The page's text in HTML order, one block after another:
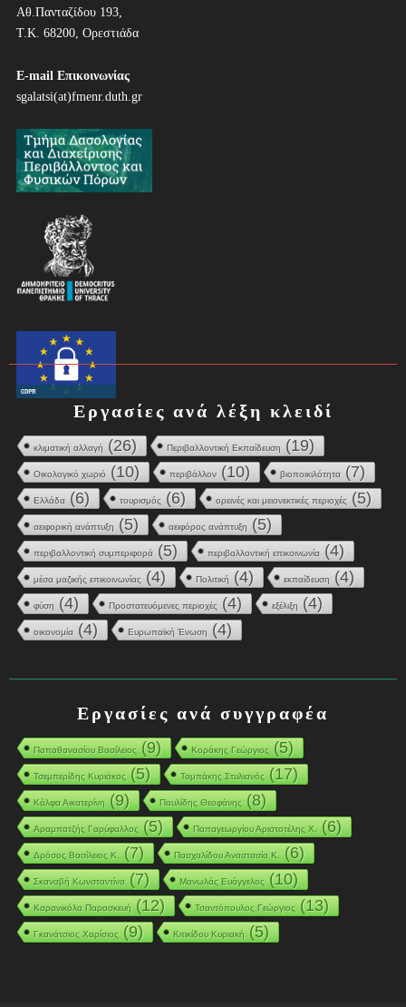
Αθ.Πανταζίδου 193,
Τ.Κ. 68200, Ορεστιάδα
E-mail Επικοινωνίας
sgalatsi(at)fmenr.duth.gr
Εργασίες ανά λέξη κλειδί
κλιματική αλλαγή (26) Περιβαλλοντική Εκπαίδευση (19)
Οικολογικό χωριό (10) περιβάλλον (10) βιοποικιλότητα (7)
Ελλάδα (6) τουρισμός (6) ορεινές και μειονεκτικές περιοχές (5)
αειφορική ανάπτυξη (5) αειφόρος ανάπτυξη (5)
περιβαλλοντική συμπεριφορά (5) περιβαλλοντική επικοινωνία (4)
μέσα μαζικής επικοινωνίας (4) Πολιτική (4) εκπαίδευση (4)
φύση (4) Προστατευόμενες περιοχές (4) εξέλιξη (4)
οικονομία (4) Ευρωπαϊκή Ένωση (4)
Εργασίες ανά συγγραφέα
Παπαθανασίου Βασίλειος(9) Κοράκης Γεώργιος(5)
Τσεμπερίδης Κυριάκος(5) Ταμπάκης Στυλιανός(17)
Κάλφα Αικατερίνη(9) Παυλίδης Θεοφάνης(8)
Αραμπατζής Γαρύφαλλος(5) Παπαγεωργίου Αριστοτέλης Χ.(6)
Δρόσος Βασίλειος Κ.(7) Πασχαλίδου Αναστασία Κ.(6)
Σκαναβή Κωνσταντίνα(7) Μανωλάς Ευάγγελος(10)
Καρανικόλα Παρασκευή(12) Τσαντόπουλος Γεώργιος(13)
Γκανάτσιος Χαρίσιος(9) Κιτικίδου Κυριακή(5)